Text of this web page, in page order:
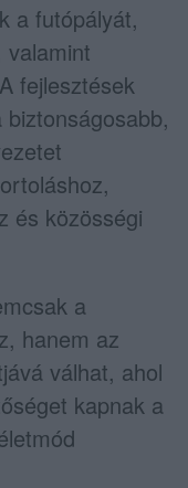
a futópályát,
fejlesztések
és közösségi
a
hanem az
válhat, ahol
kapnak a